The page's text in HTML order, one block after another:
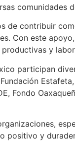
comunidades
de contribuir
Con este
y
participan
Fundación
Fondo
positivo y